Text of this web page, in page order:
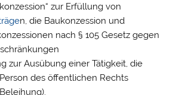
zur Erfüllung von
n, die Baukonzession und
nach § 105 Gesetz gegen
zur Ausübung einer Tätigkeit, die
des öffentlichen Rechts